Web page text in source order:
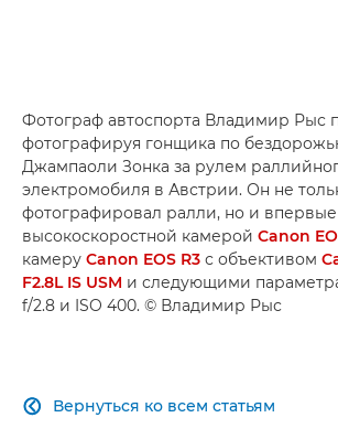
Фотограф автоспорта Владимир Рыс
фотографируя гонщика по
Джампаоли Зонка за рулем
электромобиля в Австрии. Он не
фотографировал ралли, но и впервые
высокоскоростной камерой Canon
камеру Canon EOS R3 с объективом
F2.8L IS USM и следующими
f/2.8 и ISO 400. © Владимир Рыс
Вернуться ко всем статьям
